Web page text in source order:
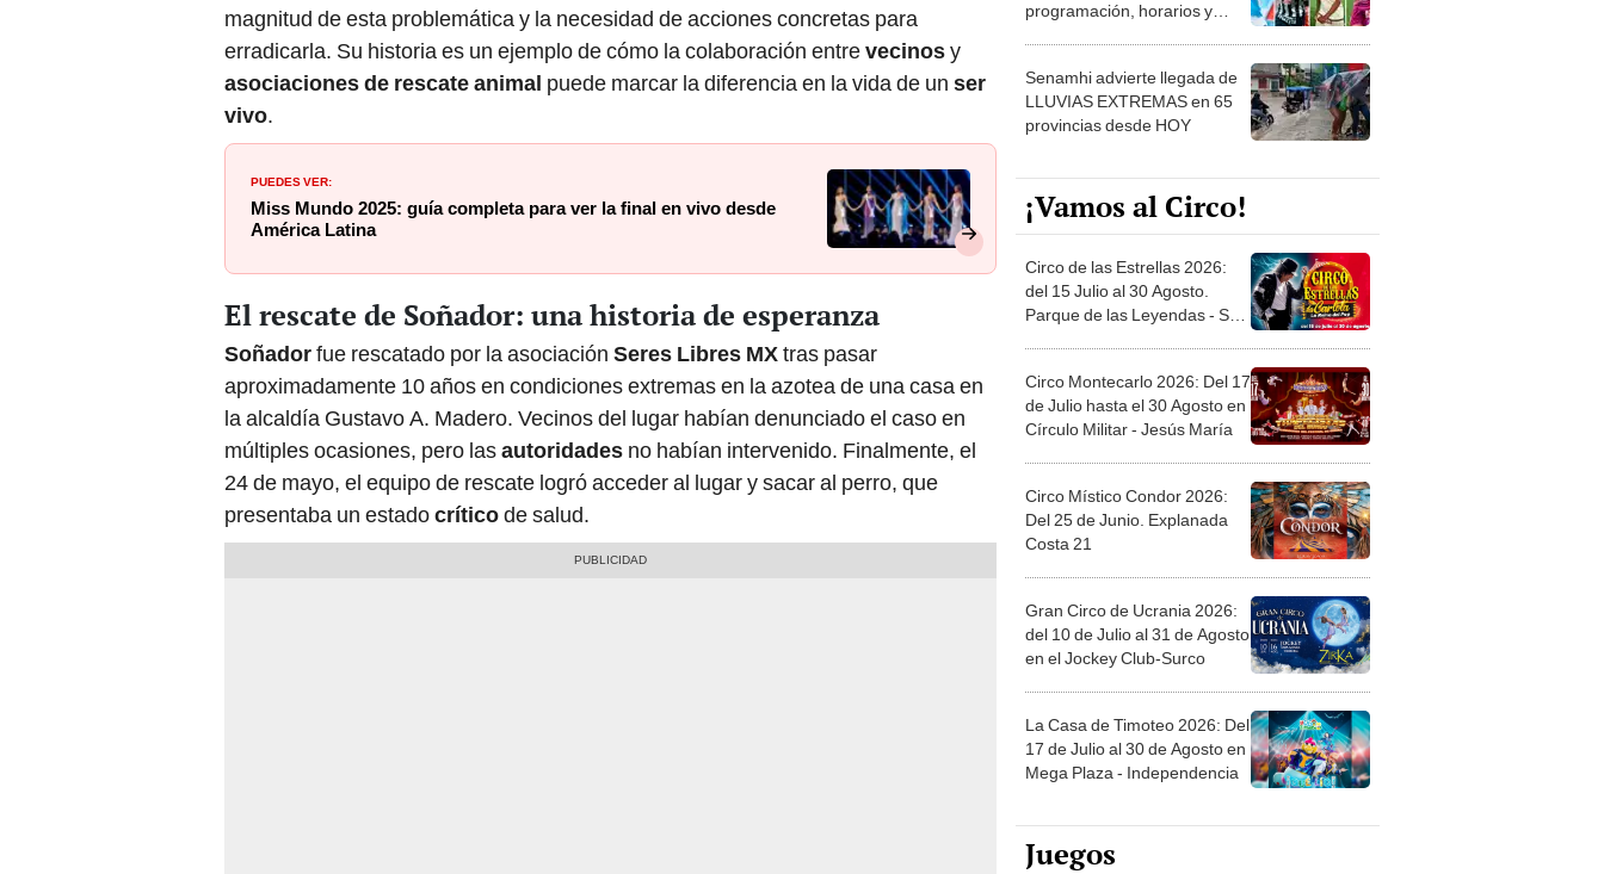
magnitud de esta problemática y la necesidad de acciones concretas para
erradicarla. Su historia es un ejemplo de cómo la colaboración entrevecinosy
asociaciones de rescate animal puede marcar la diferencia en la vida de un ser
vivo.
PUEDES VER:
Miss Mundo 2025: guía completa para ver la final en vivo desde
América Latina
El rescate de Soñador: una historia de esperanza
Soñadorfue rescatado por la asociación Seres Libres MXtras pasar
aproximadamente 10 años en condiciones extremas en la azotea de una casa en
la alcaldía Gustavo A. Madero. Vecinos del lugar habían denunciado el caso en
múltiples ocasiones, pero lasautoridades no habían intervenido. Finalmente, el
24 de mayo, el equipo de rescate logró acceder al lugar y sacar al perro, que
presentaba un estadocríticode salud.
programación, horarios y
Senamhi advierte llegada de
LLUVIAS EXTREMAS en 65
provincias desde HOY
¡Vamos al Circo!
Circo de las Estrellas 2026:
del 15 Julio al 30 Agosto.
Parque de las Leyendas - San
Circo Montecarlo 2026: Del 17
de Julio hasta el 30 Agosto en
Círculo Militar - Jesús María
Circo Místico Condor 2026:
Del 25 de Junio. Explanada
Costa 21
Gran Circo de Ucrania 2026:
del 10 de Julio al 31 de Agosto
en el Jockey Club-Surco
La Casa de Timoteo 2026: Del
17 de Julio al 30 de Agosto en
Mega Plaza - Independencia
Juegos